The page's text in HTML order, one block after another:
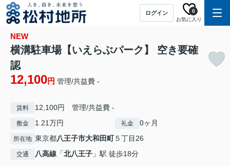
ログイン
お気に入り
0
NEW
横溝駐車場【いえらぶパーク】 空き要確
認
12,100円 管理/共益費 -
賃料 12,100円 管理/共益費 -
敷金 1.21万円 礼金 0ヶ月
所在地 東京都八王子市大和田町５丁目26
交通 八高線 「北八王子 」駅 徒歩18分